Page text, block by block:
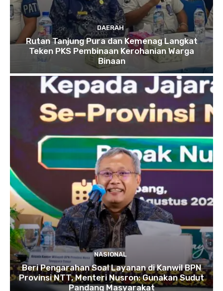
DAERAH
Rutan Tanjung Pura dan Kemenag Langkat
Teken PKS Pembinaan Kerohanian Warga
Binaan
NASIONAL
Beri Pengarahan Soal Layanan di Kanwil BPN
Provinsi NTT, Menteri Nusron: Gunakan Sudut
Pandang Masyarakat